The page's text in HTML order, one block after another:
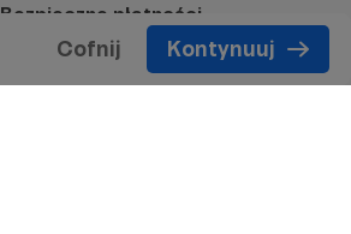
Cofnij Kontynuuj
Bezpieczne płatności